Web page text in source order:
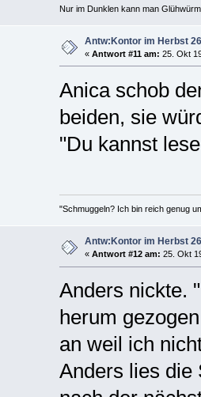
Nur im Dunklen kann man
Antw:Kontor im Herbst
« Antwort #11 am: 25. Okt
Anica schob
beiden, sie
"Du kannst
"Schmuggeln? Ich bin reich genug
Antw:Kontor im Herbst
« Antwort #12 am: 25. Okt
Anders nickte.
herum
an weil ich
Anders lies die